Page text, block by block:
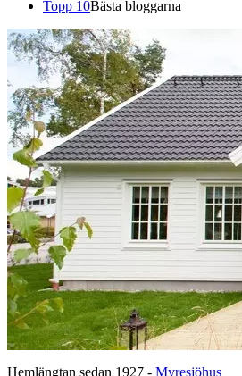
Topp 10Bästa bloggarna
Hemlängtan sedan 1927 - Myresjöhus